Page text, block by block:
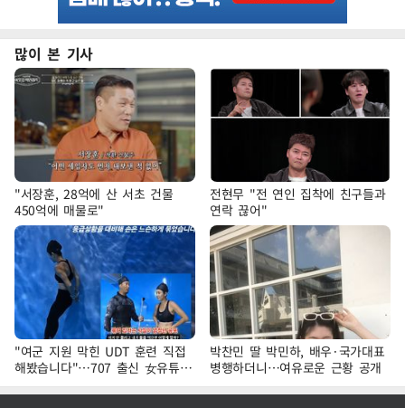
많이 본 기사
"서장훈, 28억에 산 서초 건물
450억에 매물로"
전현무 "전 연인 집착에 친구들과
연락 끊어"
"여군 지원 막힌 UDT 훈련 직접
해봤습니다"…707 출신 女유튜버
'완벽 소화'
박찬민 딸 박민하, 배우·국가대표
병행하더니…여유로운 근황 공개